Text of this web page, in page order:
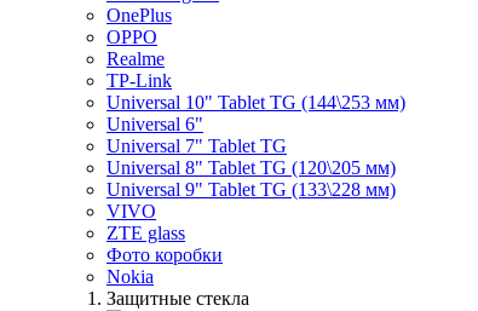
OnePlus
OPPO
Realme
TP-Link
Universal 10" Tablet TG (144\253 мм)
Universal 6"
Universal 7" Tablet TG
Universal 8" Tablet TG (120\205 мм)
Universal 9" Tablet TG (133\228 мм)
VIVO
ZTE glass
Фото коробки
Nokia
Защитные стекла